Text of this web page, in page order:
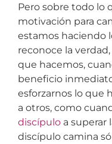
Pero sobre todo lo
motivación para
estamos haciendo
reconoce la
que hacemos,
beneficio
esforzarnos lo que
a otros, como
discípuloa superar
discípulo camina